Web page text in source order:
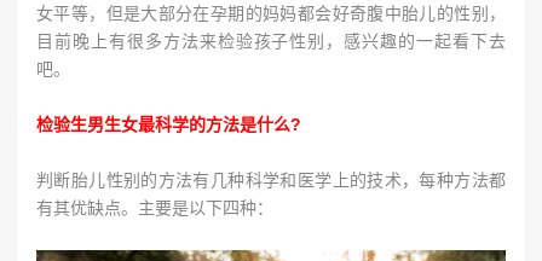
女平等，但是大部分在孕期的妈妈都会好奇腹中胎儿的性别，
目前晚上有很多方法来检验孩子性别，感兴趣的一起看下去
吧。
检验生男生女最科学的方法是什么?
判断胎儿性别的方法有几种科学和医学上的技术，每种方法都
有其优缺点。主要是以下四种：